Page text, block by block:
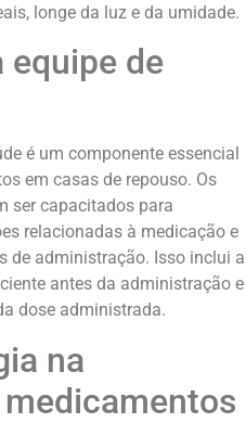
longe da luz e da umidade.
equipe de
é um componente essencial
em casas de repouso. Os
ser capacitados para
relacionadas à medicação e
de administração. Isso inclui a
antes da administração e
dose administrada.
na